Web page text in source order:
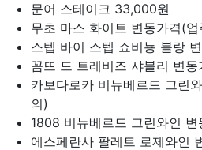
문어 스테이크 33,000원
무초 마스 화이트 변동가격(
스텝 바이 스텝 쇼비뇽 블랑
꼼뜨 드 트레비즈 샤블리 변
카보다로카 비뉴베르드 그린
의)
1808 비뉴베르드 그린와인
에스페란사 팔레트 로제와인